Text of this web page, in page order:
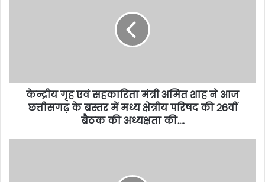
केन्द्रीय गृह एवं सहकारिता मंत्री अमित शाह ने आज
छत्तीसगढ़ के बस्तर में मध्य क्षेत्रीय परिषद की 26वीं
बैठक की अध्यक्षता की….